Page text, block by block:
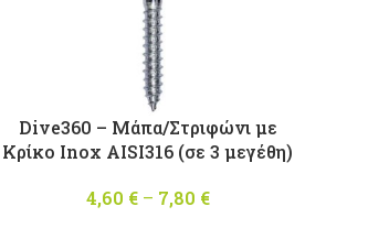
Dive360 – Μάπα/Στριφώνι με
Κρίκο Inox AISI316 (σε 3 μεγέθη)
4,60 € – 7,80 €